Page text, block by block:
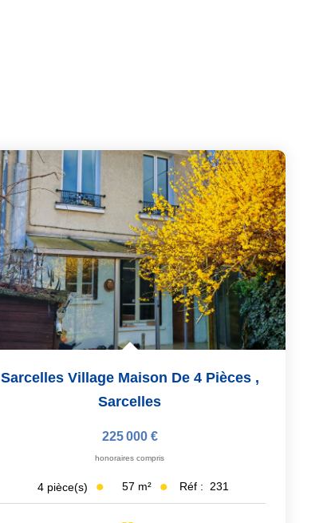
Sarcelles Village Maison De 4 Pièces ,
Sarcelles
225 000 €
honoraires compris
4 pièce(s) 57 m² Réf : 231